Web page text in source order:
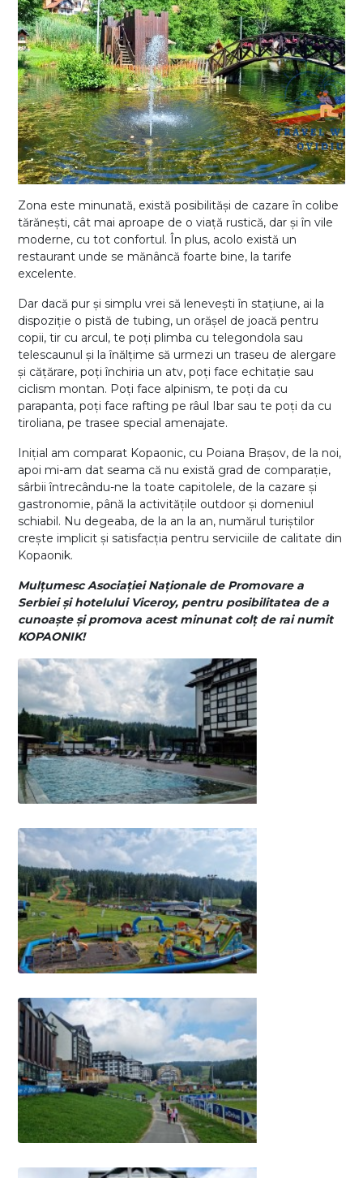
Zona este minunată, există posibilităși de cazare în colibe
tărănești, cât mai aproape de o viață rustică, dar și în vile
moderne, cu tot confortul. În plus, acolo există un
restaurant unde se mănâncă foarte bine, la tarife
excelente.
Dar dacă pur și simplu vrei să lenevești în stațiune, ai la
dispoziție o pistă de tubing, un orășel de joacă pentru
copii, tir cu arcul, te poți plimba cu telegondola sau
telescaunul și la înălțime să urmezi un traseu de alergare
și cățărare, poți închiria un atv, poți face echitație sau
ciclism montan. Poți face alpinism, te poți da cu
parapanta, poți face rafting pe râul Ibar sau te poți da cu
tiroliana, pe trasee special amenajate.
Inițial am comparat Kopaonic, cu Poiana Brașov, de la noi,
apoi mi-am dat seama că nu există grad de comparație,
sârbii întrecându-ne la toate capitolele, de la cazare și
gastronomie, până la activitățile outdoor și domeniul
schiabil. Nu degeaba, de la an la an, numărul turiștilor
crește implicit și satisfacția pentru serviciile de calitate din
Kopaonik.
Mulțumesc Asociației Naționale de Promovare a
Serbiei și hotelului Viceroy, pentru posibilitatea de a
cunoaște și promova acest minunat colț de rai numit
KOPAONIK!